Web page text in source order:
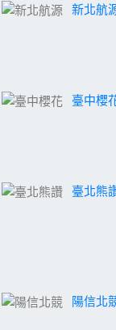
新北航
臺中櫻
臺北熊
陽信北